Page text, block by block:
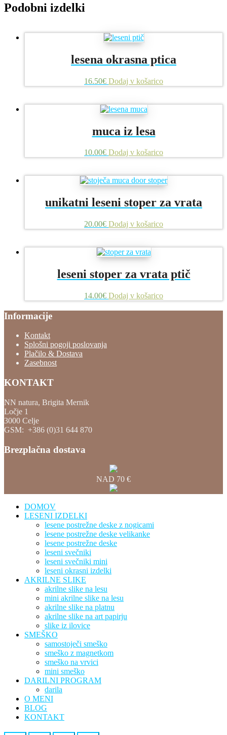
Podobni izdelki
lesena okrasna ptica
16.50€ Dodaj v košarico
muca iz lesa
10.00€ Dodaj v košarico
unikatni leseni stoper za vrata
20.00€ Dodaj v košarico
leseni stoper za vrata ptič
14.00€ Dodaj v košarico
Informacije
Kontakt
Splošni pogoji poslovanja
Plačilo & Dostava
Zasebnost
KONTAKT
NN natura, Brigita Mernik
Ločje 1
3000 Celje
GSM: +386 (0)31 644 870
Brezplačna dostava
NAD 70 €
DOMOV
LESENI IZDELKI
lesene postrežne deske z nogicami
lesene postrežne deske velikanke
lesene postrežne deske
leseni svečniki
leseni svečniki mini
leseni okrasni izdelki
AKRILNE SLIKE
akrilne slike na lesu
mini akrilne slike na lesu
akrilne slike na platnu
akrilne slike na art papirju
slike iz ilovice
SMEŠKO
samostoječi smeško
smeško z magnetkom
smeško na vrvici
mini smeško
DARILNI PROGRAM
darila
O MENI
BLOG
KONTAKT